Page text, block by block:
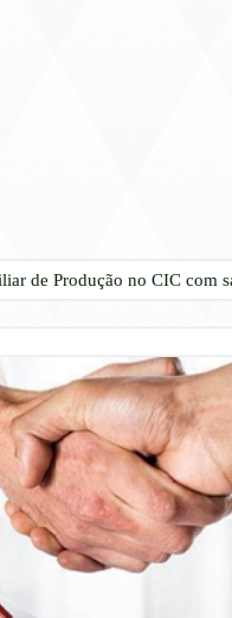
de Produção no CIC com